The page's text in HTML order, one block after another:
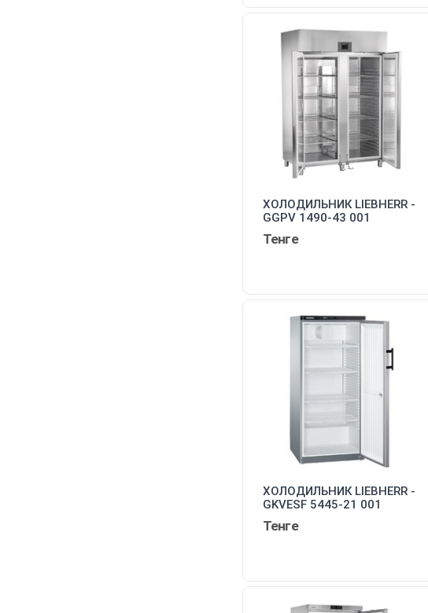
ХОЛОДИЛЬНИК LIEBHERR -
GGPV 1490-43 001
Тенге
ХОЛОДИЛЬНИК LIEBHERR -
GKVESF 5445-21 001
Тенге